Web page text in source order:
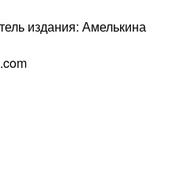
издания: Амелькина